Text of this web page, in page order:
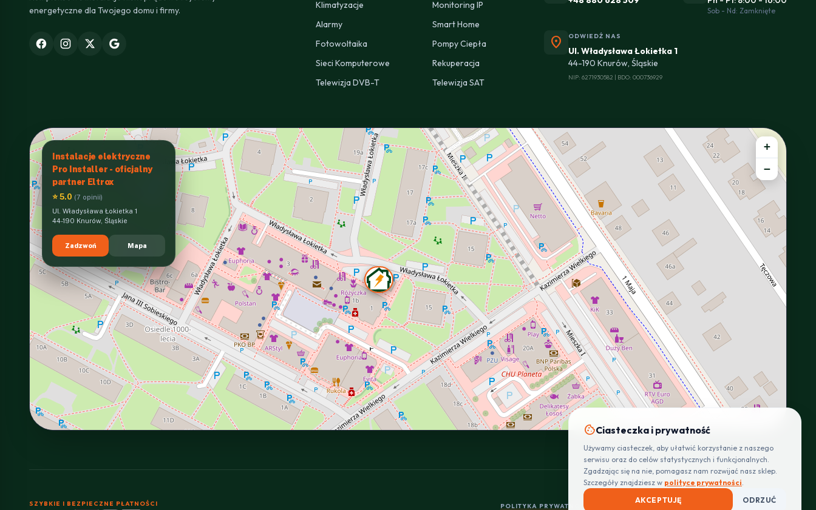
energetyczne dla Twojego domu i firmy.
Klimatyzacje
Monitoring IP
Alarmy
Smart Home
Fotowoltaika
Pompy Ciepła
Sieci Komputerowe
Rekuperacja
Telewizja DVB-T
Telewizja SAT
Sob - Nd: Zamknięte
location_on ODWIEDŹ NAS
Ul. Władysława Łokietka 1
44-190 Knurów, Śląskie
NIP: 6271930582 | BDO: 000736929
Instalacje elektryczne
Pro Installer - oficjalny
partner Eltrox
⭐ 5.0 (7 opinii)
Ul. Władysława Łokietka 1
44-190 Knurów, Śląskie
Zadzwoń Mapa
+
−
INTERACTIVE VIEW
SZYBKIE I BEZPIECZNE PŁATNOŚCI POLITYKA PRYWATNOŚCI CENNIK DOSTAW ZWROTY I REKLAMACJE
cookieCiasteczka i prywatność
Używamy ciasteczek, aby ułatwić korzystanie z naszego
serwisu oraz do celów statystycznych i funkcjonalnych.
Zgadzając się na nie, pomagasz nam rozwijać nasz sklep.
Szczegóły znajdziesz w polityce prywatności.
AKCEPTUJĘ
ODRZUĆ